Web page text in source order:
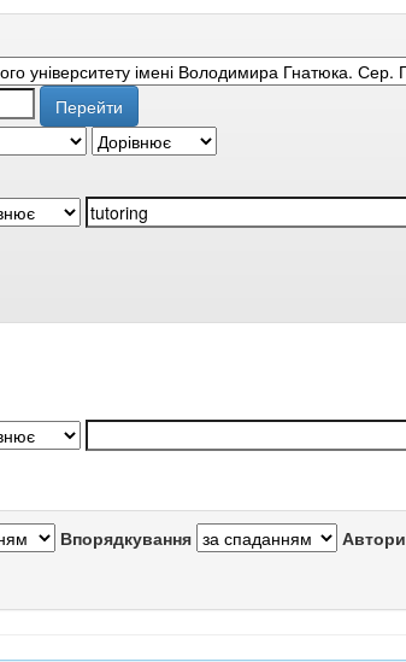
Впорядкування Автори